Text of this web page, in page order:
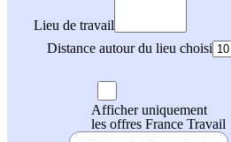
Lieu de travail
Distance autour du lieu choisi
Afficher uniquement
les offres France Travail